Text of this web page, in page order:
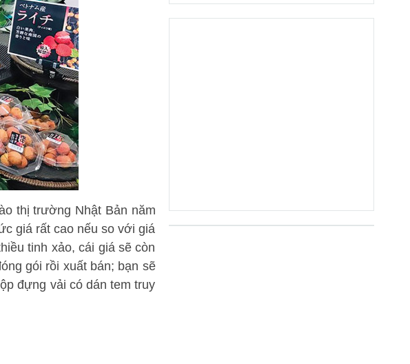
thị trường Nhật Bản năm
giá rất cao nếu so với giá
tinh xảo, cái giá sẽ còn
gói rồi xuất bán; bạn sẽ
đựng vải có dán tem truy